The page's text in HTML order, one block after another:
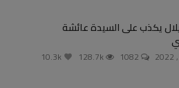
يكذب على السيدة عائشة
1082
128.7k